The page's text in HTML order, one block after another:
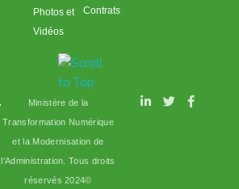
Contrats
Photos et
Vidéos
Ministère de la
Transformation Numérique
et la Modernisation de
l'Administration. Tous droits
réservés 2024©